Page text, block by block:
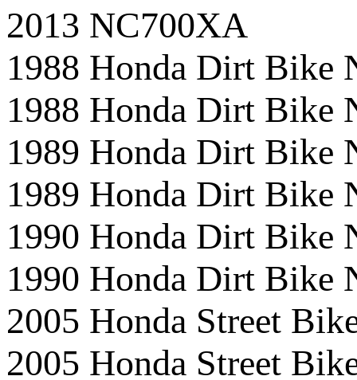
2013 NC700XA
1988 Honda Dirt
1988 Honda Dirt Bike
1989 Honda Dirt
1989 Honda Dirt Bike
1990 Honda Dirt
1990 Honda Dirt Bike
2005 Honda Street
2005 Honda Street